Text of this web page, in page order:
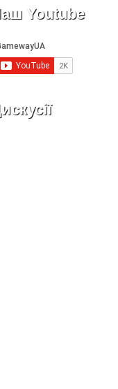
Youtube